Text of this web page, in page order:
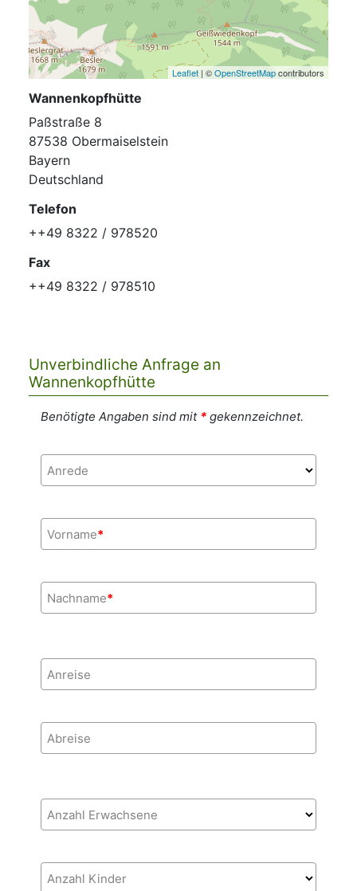
Leaflet | ©OpenStreetMapcontributors
Wannenkopfhütte
Paßstraße 8
87538 Obermaiselstein
Bayern
Deutschland
Telefon
++49 8322 / 978520
Fax
++49 8322 / 978510
Unverbindliche Anfrage an
Wannenkopfhütte
Benötigte Angaben sind mit *gekennzeichnet.
Anrede
Vorname*
Nachname*
Anreise
Abreise
Anzahl Erwachsene
Anzahl Kinder